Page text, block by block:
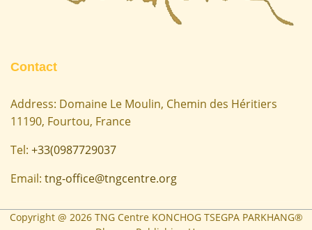
Contact
Address: Domaine Le Moulin, Chemin des Héritiers
11190, Fourtou, France
Tel: +33(0987729037
Email: tng-office@tngcentre.org
Copyright @ 2026TNG Centre KONCHOG TSEGPA PARKHANG®